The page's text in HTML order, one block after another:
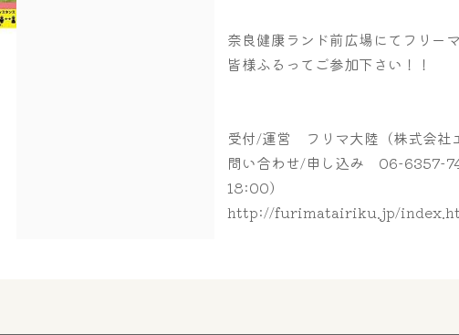
奈良健康ランド前広場にてフリー
皆様ふるってご参加下さい！！
受付/運営 フリマ大陸（株式会社
問い合わせ/申し込み 06-6357-
18:00）
http://furimatairiku.jp/